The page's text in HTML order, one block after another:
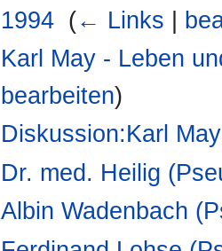
1994 (← Links
Karl May - Leben
bearbeiten)
Diskussion:Karl
Dr. med. Heilig
Albin Wadenbach